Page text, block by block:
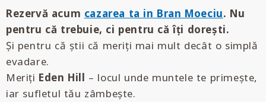
Rezervă acum cazarea ta in Bran Moeciu. Nu
pentru că trebuie, ci pentru că îți dorești.
Și pentru că știi că meriți mai mult decât o simplă
evadare.
Meriți Eden Hill – locul unde muntele te primește,
iar sufletul tău zâmbește.